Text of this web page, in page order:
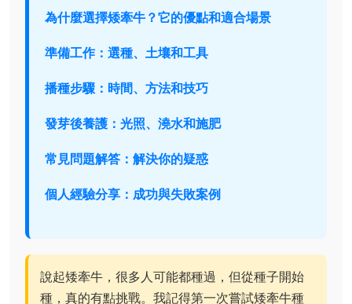
為什麼選擇矮牽牛？它的優點和適合場景
準備工作：選種、土壤和工具
播種步驟：時間、方法和技巧
發芽後養護：光照、澆水和施肥
常見問題解答：解決你的疑惑
個人經驗分享：成功與失敗案例
說起矮牽牛，很多人可能都種過，但從種子開始
種，真的有點挑戰。我記得第一次嘗試矮牽牛種